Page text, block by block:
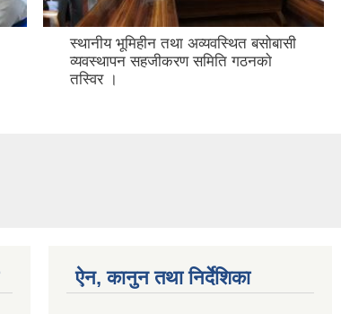
स्थानीय भूमिहीन तथा अव्यवस्थित बसोबासी
व्यवस्थापन सहजीकरण समिति गठनकाे
तस्विर ।
ऐन, कानुन तथा निर्देशिका